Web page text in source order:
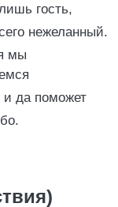
гость,
нежеланный.
мы
и да поможет